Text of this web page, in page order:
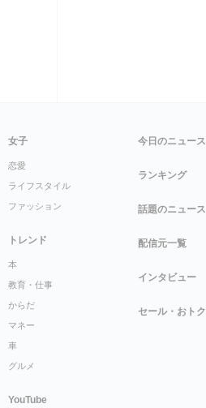
女子
恋愛
ライフスタイル
ファッション
トレンド
本
教育・仕事
からだ
マネー
車
グルメ
YouTube
今日のニュース
ランキング
話題のニュース
配信元一覧
インタビュー
セール・おトク